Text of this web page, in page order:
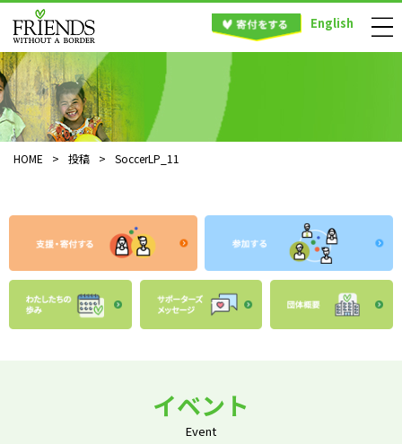
English
HOME > 投稿 > SoccerLP_11
イベント
Event